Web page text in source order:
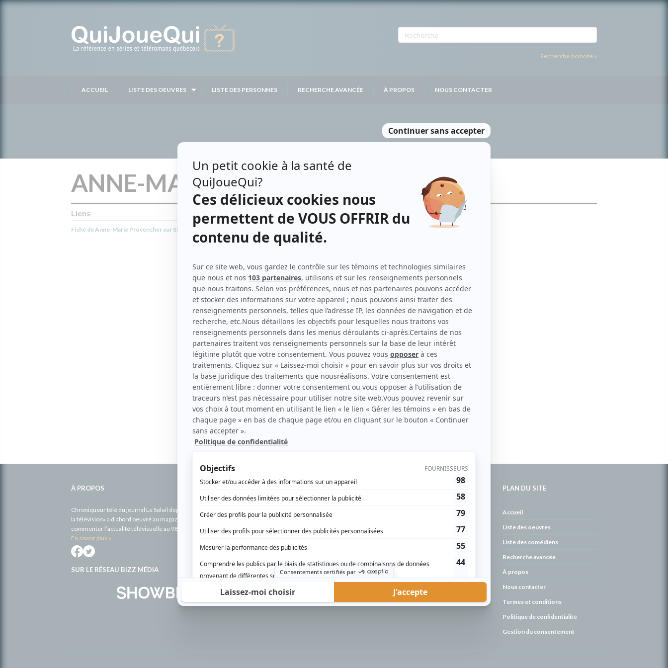
Recherche avancée »
ACCUEIL LISTE DES OEUVRES LISTE DES PERSONNES RECHERCHE AVANCÉE À PROPOS NOUS CONTACTER
ANNE-MARIE PROVENCHER
Liens
Fiche de Anne-Marie Provencher sur Showbizz.net
Personnages
Le sorcier Soeur surveillante
Blanche (Rose-Aimée Demers
Watatatow(Carole Bélanger
Les dernières fougères
Jeux de société(Lorraine Chevry)
La clé des champs(Françoise Leclerc)
À voix basse( Nathalie)
Place du fondateur(Marguerite Lafleur)
Bien dans sa peau(Rôle inconnu )
Quinze ans plus tard
(Ghislaine
Rosa(Ange-Aimé Phalangette)
La Petite Patrie (Religieuse)
Quelle famille!(Marcelle Dubuc)
À PROPOS
Chroniqueur télé du journal Le Soleil depuis 2001, Richard Therrien carbure à son petit écran. Celui qu’on surnomme parfois «l’encyclopédie de
la télévision» a d’abord oeuvré au magazine TV Hebdo de 1996 à 2001. Sa spécialité: la télé québécoise. On peut l’entendre régulièrement
commenter l’actualité télévisuelle au 98,5.
En savoir plus »
SUR LE RÉSEAU BIZZ MÉDIA
PLAN DU SITE
Accueil
Liste des oeuvres
Liste des comédiens
Recherche avancée
À propos
Nous contacter
Termes et conditions
Politique de confidentialité
Gestion du consentement